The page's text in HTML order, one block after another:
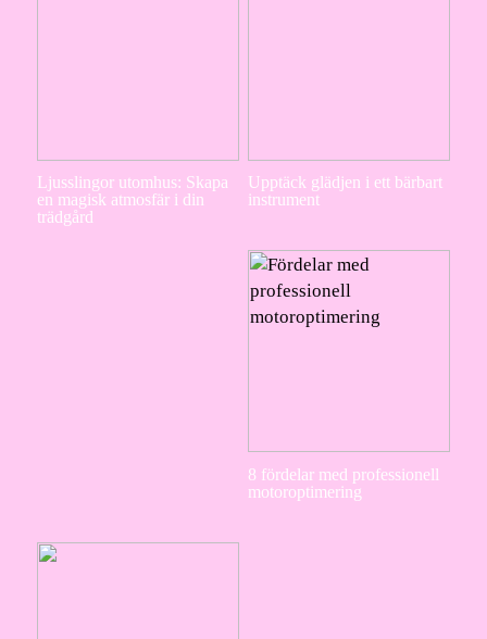
Ljusslingor utomhus: Skapa
en magisk atmosfär i din
trädgård
Upptäck glädjen i ett bärbart
instrument
8 fördelar med professionell
motoroptimering